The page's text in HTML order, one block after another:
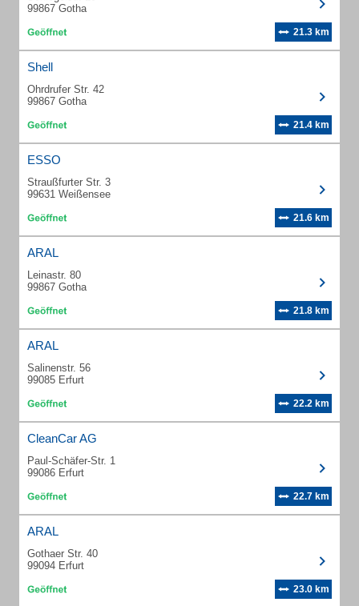
99867 Gotha
21.3 km
Shell
Ohrdrufer Str. 42
99867 Gotha
21.4 km
ESSO
Straußfurter Str. 3
99631 Weißensee
21.6 km
ARAL
Leinastr. 80
99867 Gotha
21.8 km
ARAL
Salinenstr. 56
99085 Erfurt
22.2 km
CleanCar AG
Paul-Schäfer-Str. 1
99086 Erfurt
22.7 km
ARAL
Gothaer Str. 40
99094 Erfurt
23.0 km